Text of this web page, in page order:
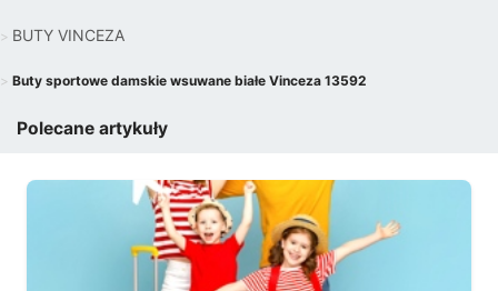
BUTY VINCEZA
Buty sportowe damskie wsuwane białe Vinceza 13592
Polecane artykuły